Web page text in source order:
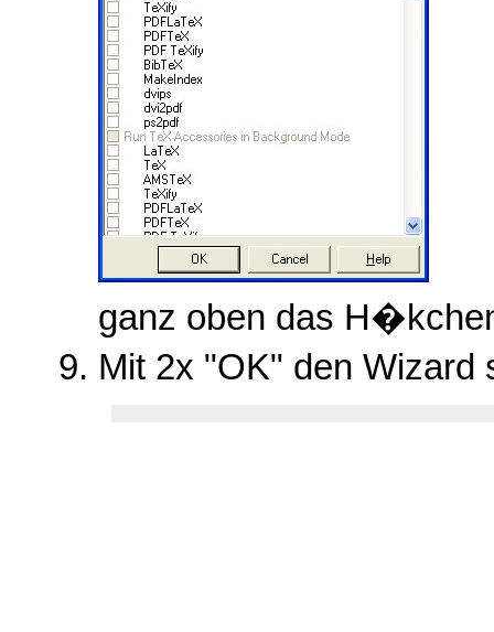
ganz oben das
Mit 2x "OK" den